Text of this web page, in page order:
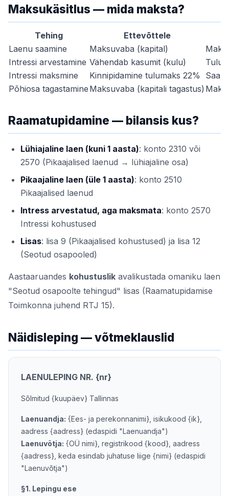
Maksukäsitlus — mida maksta?
Tehing
Ettevõttele
Laenu saamine
Maksuvaba (kapital)
Intressi arvestamine Vähendab kasumit (kulu)
Tulu
Intressi maksmine
Kinnipidamine tulumaks 22%
Saab
Põhiosa tagastamine Maksuvaba (kapitali tagastus)
Raamatupidamine — bilansis kus?
Lühiajaline laen (kuni 1 aasta): konto 2310 või
2570 (Pikaajalised laenud → lühiajaline osa)
Pikaajaline laen (üle 1 aasta): konto 2510
Pikaajalised laenud
Intress arvestatud, aga maksmata: konto 2570
Intressi kohustused
Lisas: lisa 9 (Pikaajalised kohustused) ja lisa 12
(Seotud osapooled)
Aastaaruandes kohustuslik avalikustada omaniku laen
"Seotud osapoolte tehingud" lisas (Raamatupidamise
Toimkonna juhend RTJ 15).
Näidisleping — võtmeklauslid
LAENULEPING NR. {nr}
Sõlmitud {kuupäev} Tallinnas
Laenuandja: {Ees- ja perekonnanimi}, isikukood {ik},
aadress {aadress} (edaspidi "Laenuandja")
Laenuvõtja: {OÜ nimi}, registrikood {kood}, aadress
{aadress}, keda esindab juhatuse liige {nimi} (edaspidi
"Laenuvõtja")
§1. Lepingu ese